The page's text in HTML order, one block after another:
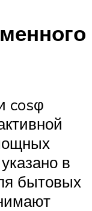
cosφ
в
бытовых